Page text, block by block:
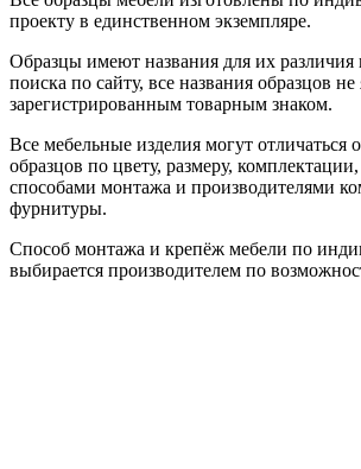
проекту в единственном экземпляре.
Образцы имеют названия для их различия
поиска по сайту, все названия образцов не
зарегистрированным товарным знаком.
Все мебельные изделия могут отличаться
образцов по цвету, размеру,
способами монтажа и производителями
фурнитуры.
Способ монтажа и крепёж мебели по
выбирается производителем по